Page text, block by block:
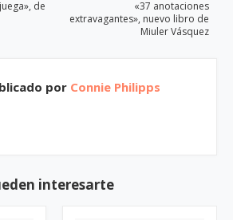
«37 anotaciones
extravagantes», nuevo libro de
Miuler Vásquez
de
por Connie Philipps
interesarte